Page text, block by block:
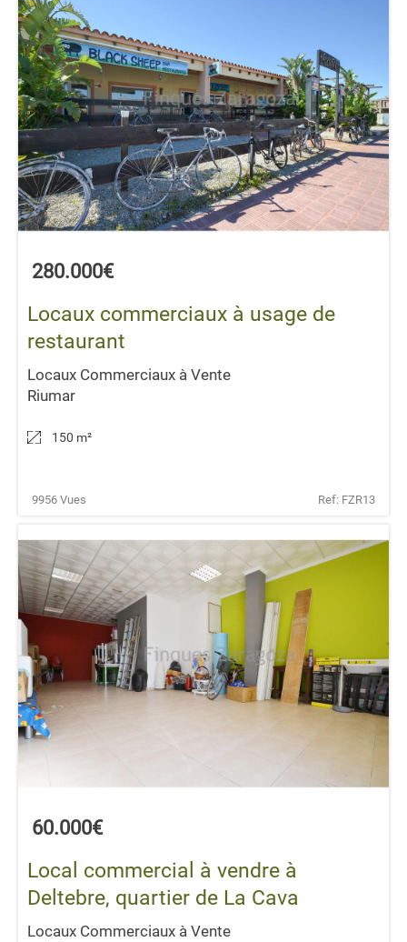
280.000€
Locaux commerciaux à usage de
restaurant
Locaux Commerciaux à Vente
Riumar
150 m²
9956 Vues Ref: FZR13
60.000€
Local commercial à vendre à
Deltebre, quartier de La Cava
Locaux Commerciaux à Vente